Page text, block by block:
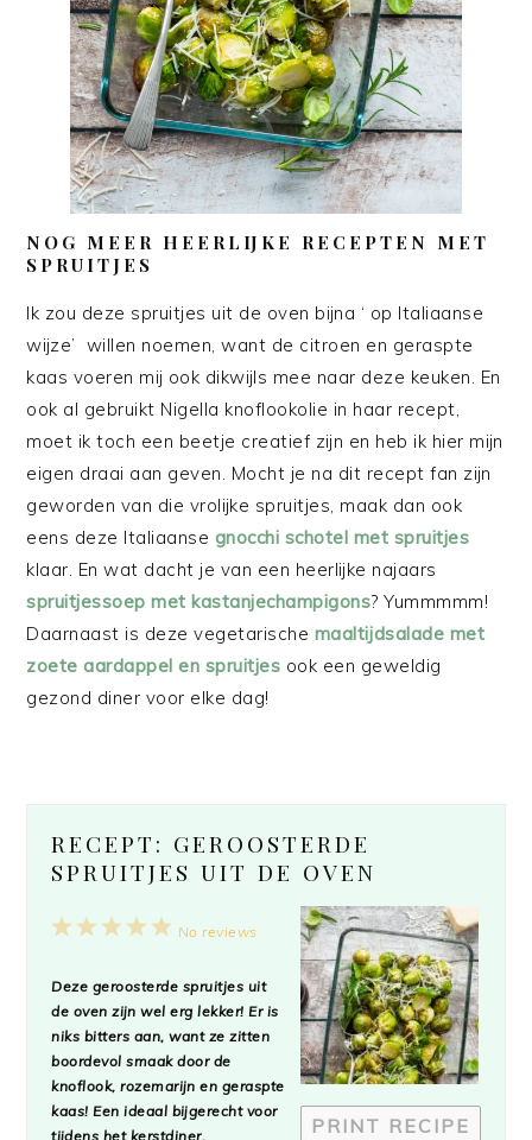
NOG MEER HEERLIJKE RECEPTEN MET
SPRUITJES
Ik zou deze spruitjes uit de oven bijna ‘ op Italiaanse
wijze’ willen noemen, want de citroen en geraspte
kaas voeren mij ook dikwijls mee naar deze keuken. En
ook al gebruikt Nigella knoflookolie in haar recept,
moet ik toch een beetje creatief zijn en heb ik hier mijn
eigen draai aan geven. Mocht je na dit recept fan zijn
geworden van die vrolijke spruitjes, maak dan ook
eens deze Italiaanse gnocchi schotel met spruitjes
klaar. En wat dacht je van een heerlijke najaars
spruitjessoep met kastanjechampigons? Yummmmm!
Daarnaast is deze vegetarische maaltijdsalade met
zoete aardappel en spruitjes ook een geweldig
gezond diner voor elke dag!
RECEPT: GEROOSTERDE
SPRUITJES UIT DE OVEN
PRINT RECIPE
5
4
3
2
1
No reviews
Deze geroosterde spruitjes uit
de oven zijn wel erg lekker! Er is
niks bitters aan, want ze zitten
boordevol smaak door de
knoflook, rozemarijn en geraspte
kaas! Een ideaal bijgerecht voor
tijdens het kerstdiner.